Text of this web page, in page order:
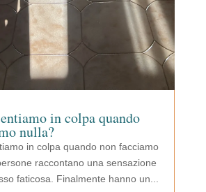
in colpa quando
nulla?
in colpa quando non facciamo
raccontano una sensazione
faticosa. Finalmente hanno un...